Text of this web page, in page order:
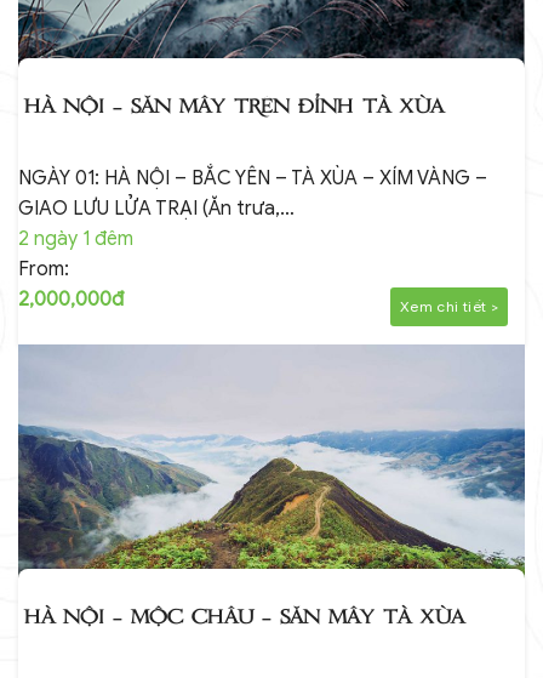
HÀ NỘI – SĂN MÂY TRÊN ĐỈNH TÀ XÙA
NGÀY 01: HÀ NỘI – BẮC YÊN – TÀ XÙA – XÍM VÀNG –
GIAO LƯU LỬA TRẠI (Ăn trưa,…
2 ngày 1 đêm
From:
2,000,000đ
Xem chi tiết >
HÀ NỘI – MỘC CHÂU – SĂN MÂY TÀ XÙA